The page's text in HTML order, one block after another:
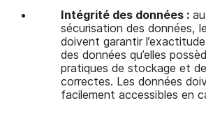
Intégrité des données :
sécurisation des données,
doivent garantir
des données qu’elles
pratiques de stockage et
correctes. Les données
facilement accessibles en